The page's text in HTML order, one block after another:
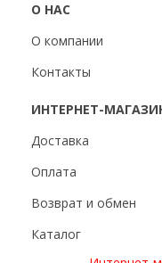
О НАС
О компании
Контакты
ИНТЕРНЕТ-
Доставка
Оплата
Возврат и обмен
Каталог